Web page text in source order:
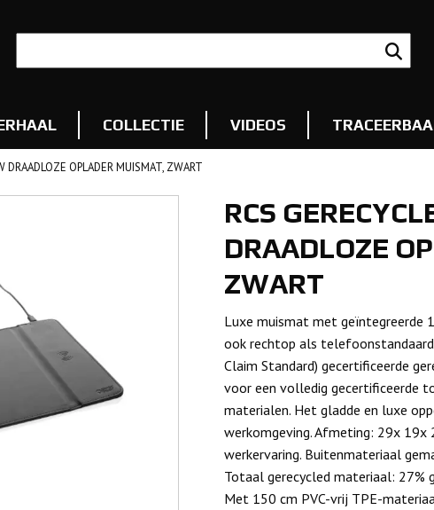
COLLECTIE VIDEOS
DRAADLOZE OPLADER MUISMAT, ZWART
RCS
DRAADLOZE
ZWART
Luxe muismat met geïntegreerde
ook rechtop als telefoonstandaard
Claim Standard) gecertificeerde
voor een volledig gecertificeerde
materialen. Het gladde en luxe
werkomgeving. Afmeting: 29x 19x
werkervaring. Buitenmateriaal
Totaal gerecycled materiaal:
Met 150 cm PVC-vrij TPE-